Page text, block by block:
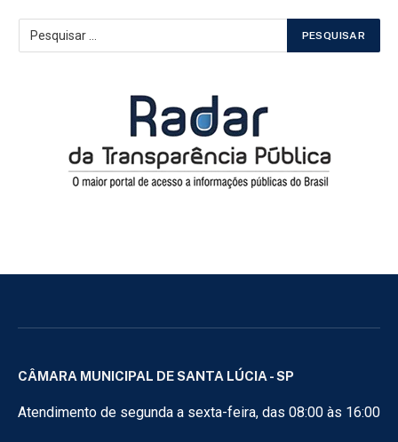
CÂMARA MUNICIPAL DE SANTA LÚCIA - SP
Atendimento de segunda a sexta-feira, das 08:00 às 16:00